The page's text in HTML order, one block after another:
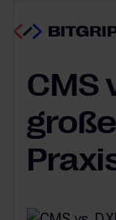
CMS & DXP
23.06.2025
CMS